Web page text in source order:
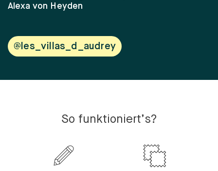
Alexa von Heyden
@les_villas_d_audrey
So funktioniert’s?